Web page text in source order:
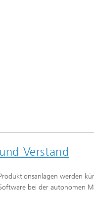
Verstand
werden
bei der autonomen